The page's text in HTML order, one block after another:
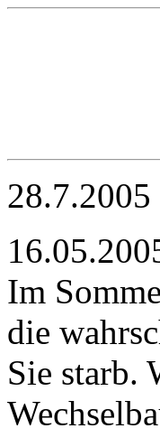
28.7.2005
Im
die
Sie starb.